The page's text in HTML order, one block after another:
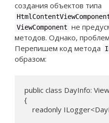
создания объектов типа
ViewComponent не
методов. Однако,
Перепишем код метода
образом:
public class DayInfo:
{
readonly